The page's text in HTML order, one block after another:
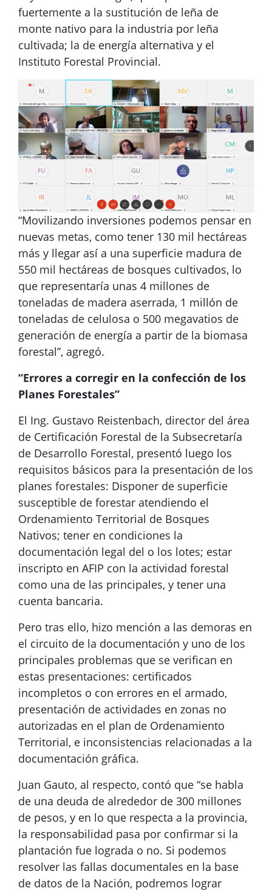
fuertemente a la sustitución de leña de
monte nativo para la industria por leña
cultivada; la de energía alternativa y el
Instituto Forestal Provincial.
“Movilizando inversiones podemos pensar en
nuevas metas, como tener 130 mil hectáreas
más y llegar así a una superficie madura de
550 mil hectáreas de bosques cultivados, lo
que representaría unas 4 millones de
toneladas de madera aserrada, 1 millón de
toneladas de celulosa o 500 megavatios de
generación de energía a partir de la biomasa
forestal”, agregó.
“Errores a corregir en la confección de los
Planes Forestales”
El Ing. Gustavo Reistenbach, director del área
de Certificación Forestal de la Subsecretaría
de Desarrollo Forestal, presentó luego los
requisitos básicos para la presentación de los
planes forestales: Disponer de superficie
susceptible de forestar atendiendo el
Ordenamiento Territorial de Bosques
Nativos; tener en condiciones la
documentación legal del o los lotes; estar
inscripto en AFIP con la actividad forestal
como una de las principales, y tener una
cuenta bancaria.
Pero tras ello, hizo mención a las demoras en
el circuito de la documentación y uno de los
principales problemas que se verifican en
estas presentaciones: certificados
incompletos o con errores en el armado,
presentación de actividades en zonas no
autorizadas en el plan de Ordenamiento
Territorial, e inconsistencias relacionadas a la
documentación gráfica.
Juan Gauto, al respecto, contó que “se habla
de una deuda de alrededor de 300 millones
de pesos, y en lo que respecta a la provincia,
la responsabilidad pasa por confirmar si la
plantación fue lograda o no. Si podemos
resolver las fallas documentales en la base
de datos de la Nación, podremos lograr